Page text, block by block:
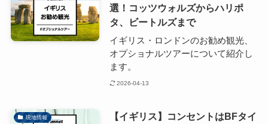
選！コッツウォルズからハリポ
タ、ビートルズまで
イギリス・ロンドンのお勧め観光、
オプショナルツアーについて紹介し
ます。
2026-04-13
現地情報
【イギリス】コンセントはBFタイ